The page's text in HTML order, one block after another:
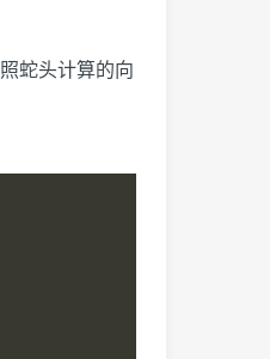
蛇头计算的向